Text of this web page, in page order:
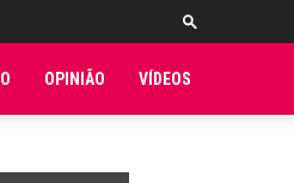
OPINIÃO VÍDEOS